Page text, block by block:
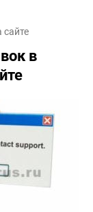
сайте
в